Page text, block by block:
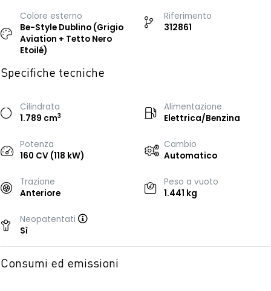
Colore esterno
Be-Style Dublino (Grigio
Aviation + Tetto Nero
Etoilé)
Riferimento
312861
Specifiche tecniche
Cilindrata
1.789 cm3
Alimentazione
Elettrica/Benzina
Potenza
160 CV (118 kW)
Cambio
Automatico
Trazione
Anteriore
Peso a vuoto
1.441 kg
Neopatentati
Sì
Consumi ed emissioni